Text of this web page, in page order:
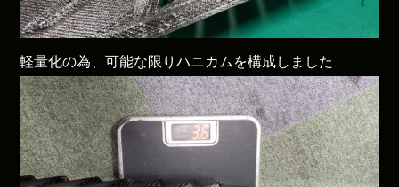
軽量化の為、可能な限りハニカムを構成しました